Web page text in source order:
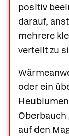
positiv
darauf,
mehrere
verteilt zu
oder ein
auf den